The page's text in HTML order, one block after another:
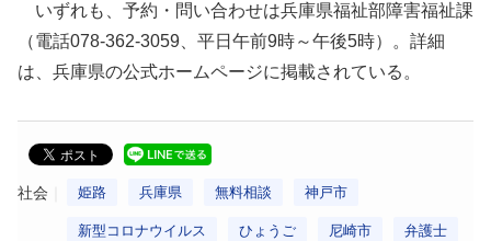
いずれも、予約・問い合わせは兵庫県福祉部障害福祉課
（電話078-362-3059、平日午前9時～午後5時）。詳細
は、兵庫県の公式ホームページに掲載されている。
社会 姫路 兵庫県 無料相談 神戸市
新型コロナウイルス ひょうご 尼崎市 弁護士